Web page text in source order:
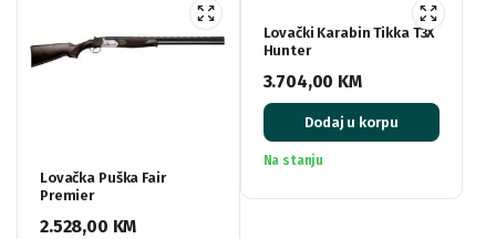
Lovačka Puška Fair
Premier
2.528,00 KM
Lovački Karabin Tikka T3X
Hunter
3.704,00 KM
Dodaj u korpu
Na stanju